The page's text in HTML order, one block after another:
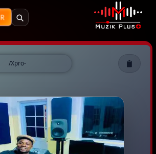
- Streaming de
AO - Xpro
/Xpro-